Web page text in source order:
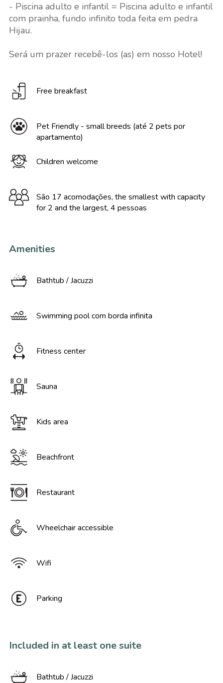
- Piscina adulto e infantil = Piscina adulto e infantil
com prainha, fundo infinito toda feita em pedra
Hijau.
Será um prazer recebê-los (as) em nosso Hotel!
Free breakfast
Pet Friendly - small breeds (até 2 pets por
apartamento)
Children welcome
São 17 acomodações, the smallest with capacity
for 2 and the largest, 4 pessoas
Amenities
Bathtub / Jacuzzi
Swimming pool com borda infinita
Fitness center
Sauna
Kids area
Beachfront
Restaurant
Wheelchair accessible
Wifi
Parking
Included in at least one suite
Bathtub / Jacuzzi